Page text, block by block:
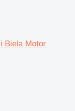
Biela Motor